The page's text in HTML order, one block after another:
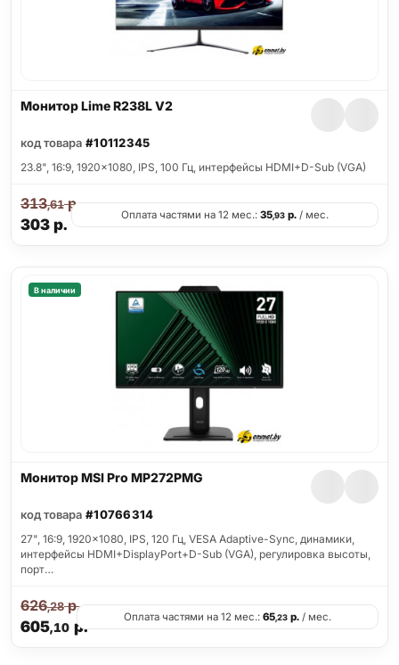
Монитор Lime R238L V2
код товара #10112345
23.8", 16:9, 1920x1080, IPS, 100 Гц, интерфейсы HDMI+D-Sub (VGA)
303р.
313,61р.
Оплата частями на 12 мес.: 35,93р./ мес.
В наличии
Монитор MSI Pro MP272PMG
код товара #10766314
27", 16:9, 1920x1080, IPS, 120 Гц, VESA Adaptive-Sync, динамики,
интерфейсы HDMI+DisplayPort+D-Sub (VGA), регулировка высоты,
порт…
605,10р.
626,28р.
Оплата частями на 12 мес.: 65,23 р. / мес.